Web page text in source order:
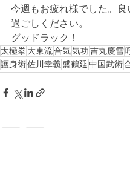
今週もお疲れ様でした。良
過ごしください。
グッドラック！
太極拳 大東流合気気功吉丸慶雪
護身術佐川幸義盛鶴延中国武術